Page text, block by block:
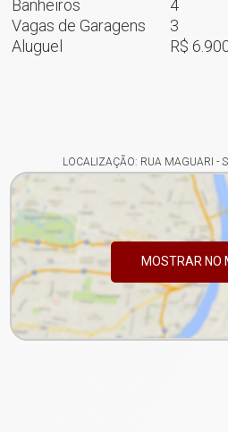
Banheiros
4
Vagas de Garagens
3
Aluguel
R$
LOCALIZAÇÃO: RUA MAGUARI -
MOSTRAR NO